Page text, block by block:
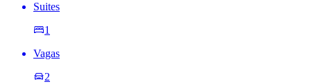
Suites
1
Vagas
2